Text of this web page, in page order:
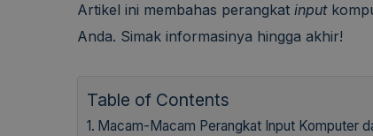
Artikel ini membahas perangkat input
Anda. Simak informasinya hingga akhir!
Table of Contents
Macam-Macam Perangkat Input Komputer